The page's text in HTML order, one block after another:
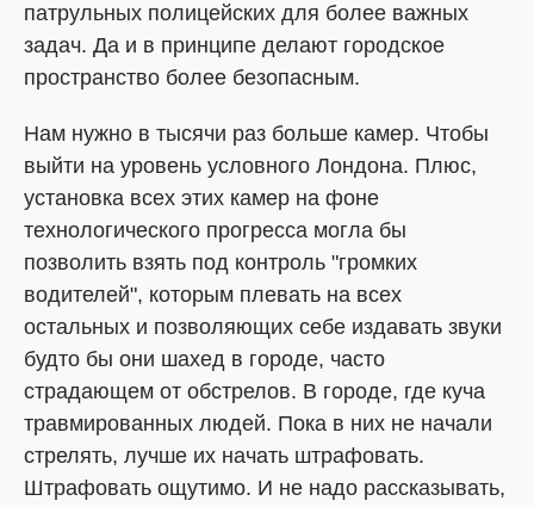
патрульных полицейских для более важных
задач. Да и в принципе делают городское
пространство более безопасным.
Нам нужно в тысячи раз больше камер. Чтобы
выйти на уровень условного Лондона. Плюс,
установка всех этих камер на фоне
технологического прогресса могла бы
позволить взять под контроль "громких
водителей", которым плевать на всех
остальных и позволяющих себе издавать звуки
будто бы они шахед в городе, часто
страдающем от обстрелов. В городе, где куча
травмированных людей. Пока в них не начали
стрелять, лучше их начать штрафовать.
Штрафовать ощутимо. И не надо рассказывать,